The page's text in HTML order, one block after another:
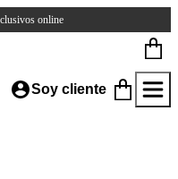
online
Soy cliente